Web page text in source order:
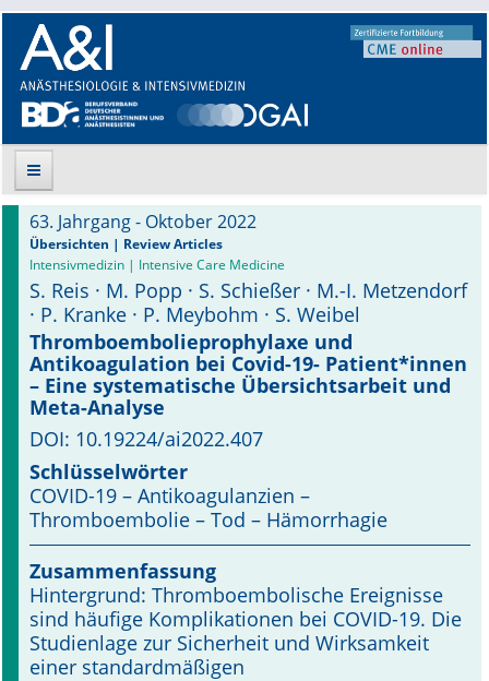
Suche
Aktuelle Ausgabe
Leitlinien
Archiv
Supplements
Supplements OrphanAnesthesia
Online First
A&I English
Mediadaten
Autoren-Service
63. Jahrgang - Oktober 2022
Übersichten | Review Articles
Intensivmedizin | Intensive Care Medicine
S. Reis · M. Popp · S. Schießer · M.-I. Metzendorf
· P. Kranke · P. Meybohm · S. Weibel
Thromboembolieprophylaxe und
Antikoagulation bei Covid-19- Patient*innen
– Eine systematische Übersichtsarbeit und
Meta-Analyse
DOI: 10.19224/ai2022.407
Schlüsselwörter
COVID-19 – Antikoagulanzien –
Thromboembolie – Tod – Hämorrhagie
Zusammenfassung
Hintergrund: Thromboembolische Ereignisse
sind häufige Komplikationen bei COVID-19. Die
Studienlage zur Sicherheit und Wirksamkeit
einer standardmäßigen